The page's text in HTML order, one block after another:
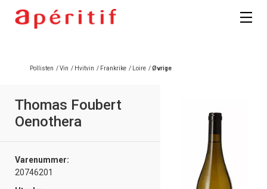
Pollisten /Vin / Hvitvin / Frankrike / Loire /Øvrige
Thomas Foubert
Oenothera
Varenummer:
20746201